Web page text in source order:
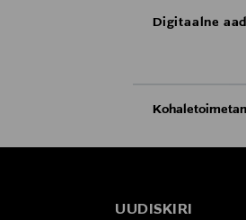
Digitaalne
UUDISKIRI